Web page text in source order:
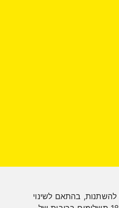
להשתנות, בהתאם לשינוי